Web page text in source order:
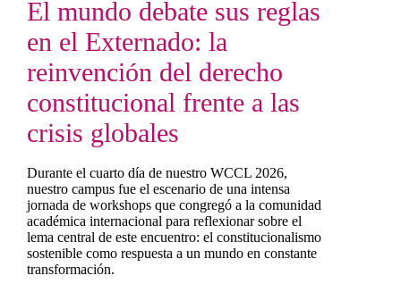
El mundo debate sus reglas
en el Externado: la
reinvención del derecho
constitucional frente a las
crisis globales
Durante el cuarto día de nuestro WCCL 2026,
nuestro campus fue el escenario de una intensa
jornada de workshops que congregó a la comunidad
académica internacional para reflexionar sobre el
lema central de este encuentro: el constitucionalismo
sostenible como respuesta a un mundo en constante
transformación.